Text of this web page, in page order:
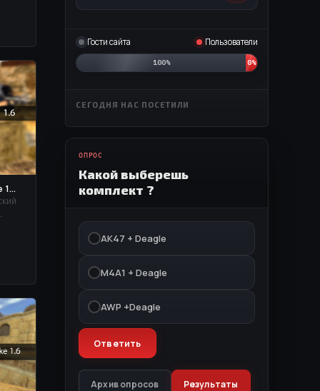
1...
Гости сайта
Пользователи
100%
0%
СЕГОДНЯ НАС ПОСЕТИЛИ
ОПРОС
Какой выберешь
комплект ?
АК47 + Deagle
M4A1 + Deagle
AWP +Deagle
Архив опросов Результаты